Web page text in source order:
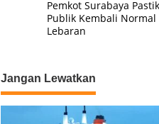
a
v
g
a
Pemkot Surabaya
Publik Kembali Normal
Lebaran
Jangan Lewatkan